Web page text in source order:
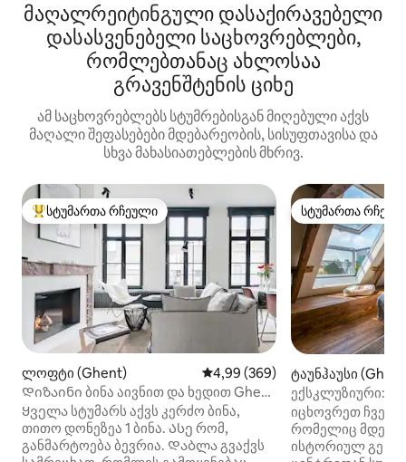
მაღალრეიტინგული დასაქირავებელი
დასასვენებელი საცხოვრებლები,
რომლებთანაც ახლოსაა
გრავენშტენის ციხე
ამ საცხოვრებლებს სტუმრებისგან მიღებული აქვს
მაღალი შეფასებები მდებარეობის, სისუფთავისა და
სხვა მახასიათებლების მხრივ.
სტუმართა რჩეული მოწინავე ვარიანტი
სტუმართა რჩეული
ლოფტი (Ghent) საშუალო შეფასებაა 5‑დან
4,99 (369)
Დიზაინი ბინა აივნით და ხედით Ghent
Towers-ზე
Ყველა სტუმარს აქვს კერძო ბინა,
თითო დონეზეა 1 ბინა. Ასე რომ,
განმარტოება ბევრია. Დაბლა გვაქვს
სტუმართა
სტუმართა
ტაუნჰაუსი
ექსკლუზიური:
სახლი გენტში
იცხოვრეთ ჩვენს
რომელიც
ისტორიულ